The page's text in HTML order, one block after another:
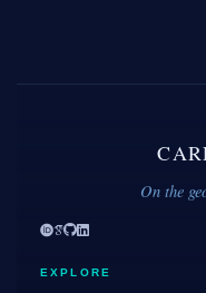
On the
EXPLORE